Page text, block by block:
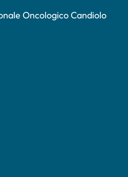
Oncologico Candiolo